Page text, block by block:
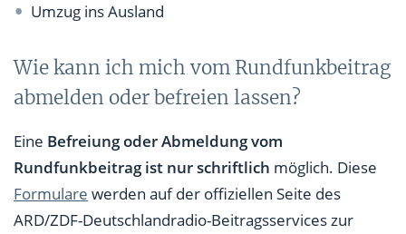
Umzug ins Ausland
Wie kann ich mich vom Rundfunkbeitrag
abmelden oder befreien lassen?
Eine Befreiung oder Abmeldung vom
Rundfunkbeitrag ist nur schriftlich möglich. Diese
Formulare werden auf der offiziellen Seite des
ARD/ZDF-Deutschlandradio-Beitragsservices zur